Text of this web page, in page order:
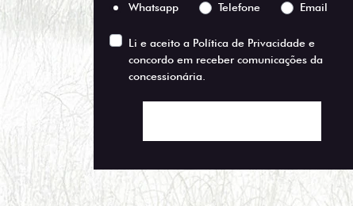
Whatsapp
Telefone Email
Li e aceito a Política de Privacidade e
concordo em receber comunicações da
concessionária.